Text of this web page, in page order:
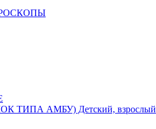
АМБУ) Детский, взрослый